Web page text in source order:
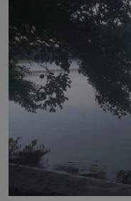
ve13. století, a už v